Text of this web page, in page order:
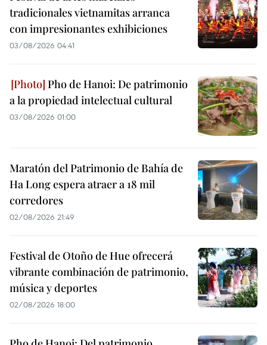
tradicionales vietnamitas arranca
con impresionantes exhibiciones
03/08/2026 04:41
Pho de Hanoi: De patrimonio
a la propiedad intelectual cultural
03/08/2026 01:00
Maratón del Patrimonio de Bahía de
Ha Long espera atraer a 18 mil
corredores
02/08/2026 21:49
Festival de Otoño de Hue ofrecerá
vibrante combinación de patrimonio,
música y deportes
02/08/2026 18:00